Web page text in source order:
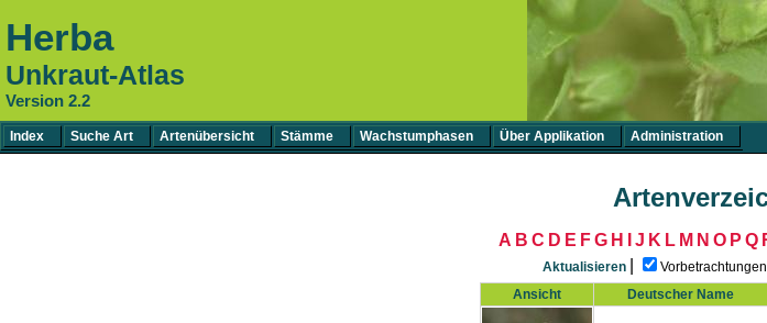
Herba
Unkraut-Atlas
Version 2.2
Index Suche Art Artenübersicht Stämme Wachstumphasen Über Applikation Administration
A B C D E FG H J K L M N O P Q
Aktualisieren
Ansicht
Deutscher Name